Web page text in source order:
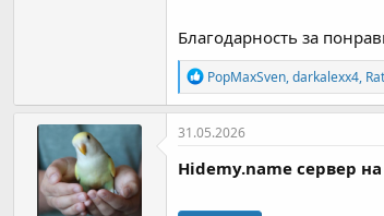
Благодарность за
Р
е
а
к
и
и
PopMaxSven,darkalexx4,
31.05.2026
Hidemy.name сервер на